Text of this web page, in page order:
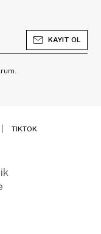
KAYIT OL
TIKTOK